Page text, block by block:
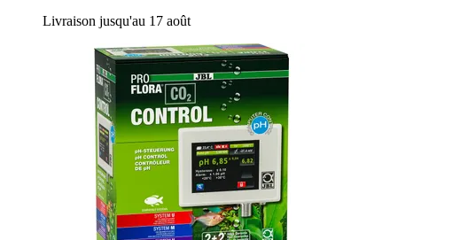
Livraison jusqu'au 17 août